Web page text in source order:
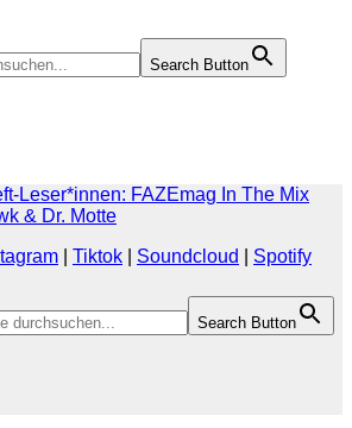
Search Button
Search Button
Leser*innen: FAZEmag In The Mix
& Dr. Motte
Tiktok Soundcloud
Spotify